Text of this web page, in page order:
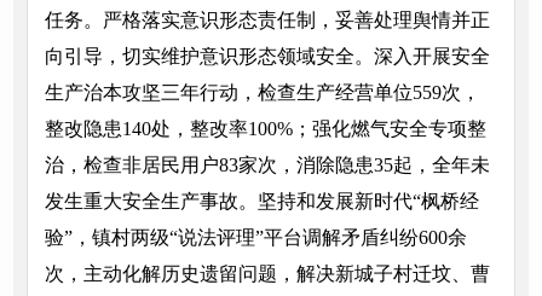
任务。严格落实意识形态责任制，妥善处理舆情并正
向引导，切实维护意识形态领域安全。深入开展安全
生产治本攻坚三年行动，检查生产经营单位559次，
整改隐患140处，整改率100%；强化燃气安全专项整
治，检查非居民用户83家次，消除隐患35起，全年未
发生重大安全生产事故。坚持和发展新时代“枫桥经
验”，镇村两级“说法评理”平台调解矛盾纠纷600余
次，主动化解历史遗留问题，解决新城子村迁坟、曹